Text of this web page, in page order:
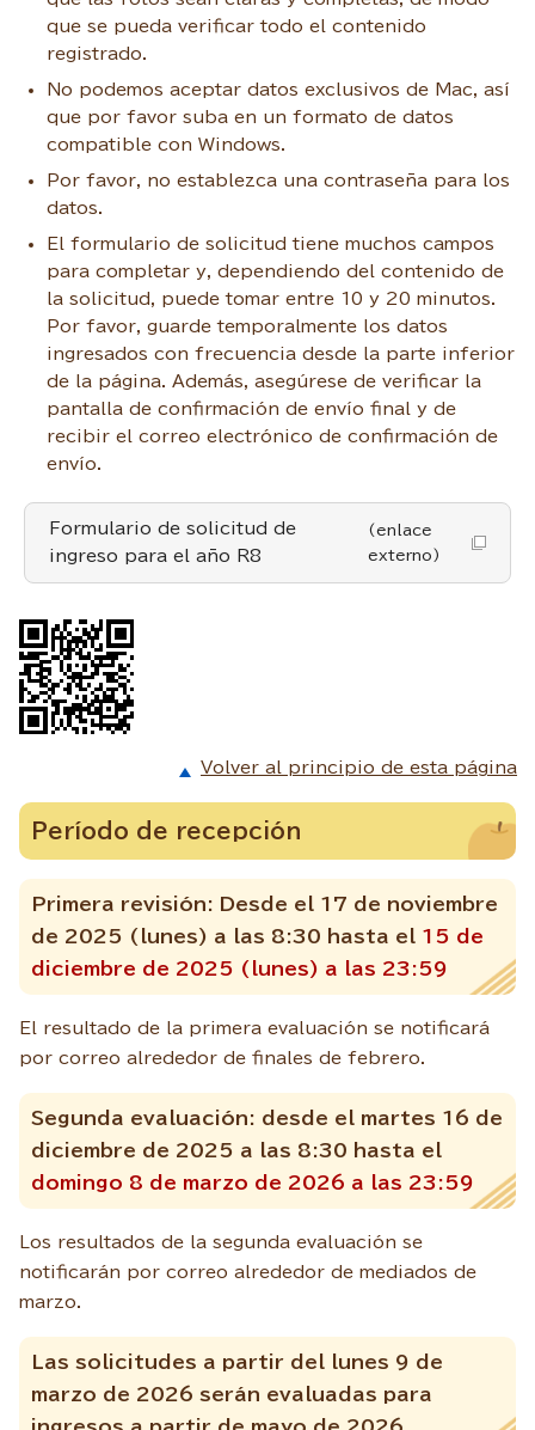
que se pueda verificar todo el contenido
registrado.
No podemos aceptar datos exclusivos de Mac, así
que por favor suba en un formato de datos
compatible con Windows.
Por favor, no establezca una contraseña para los
datos.
El formulario de solicitud tiene muchos campos
para completar y, dependiendo del contenido de
la solicitud, puede tomar entre 10 y 20 minutos.
Por favor, guarde temporalmente los datos
ingresados con frecuencia desde la parte inferior
de la página. Además, asegúrese de verificar la
pantalla de confirmación de envío final y de
recibir el correo electrónico de confirmación de
envío.
Formulario de solicitud de
ingreso para el año R8
(enlace
externo)
Volver al principio de esta página
Período de recepción
Primera revisión: Desde el 17 de noviembre
de 2025 (lunes) a las 8:30 hasta el 15 de
diciembre de 2025 (lunes) a las 23:59
El resultado de la primera evaluación se notificará
por correo alrededor de finales de febrero.
Segunda evaluación: desde el martes 16 de
diciembre de 2025 a las 8:30 hasta el
domingo 8 de marzo de 2026 a las 23:59
Los resultados de la segunda evaluación se
notificarán por correo alrededor de mediados de
marzo.
Las solicitudes a partir del lunes 9 de
marzo de 2026 serán evaluadas para
ingresos a partir de mayo de 2026.